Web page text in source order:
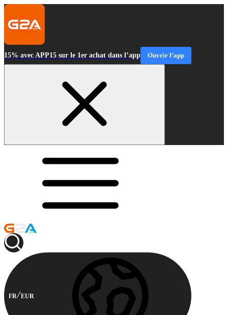
15% avec APP15 sur le 1er achat dans l’app Ouvrir l’app
FR EUR